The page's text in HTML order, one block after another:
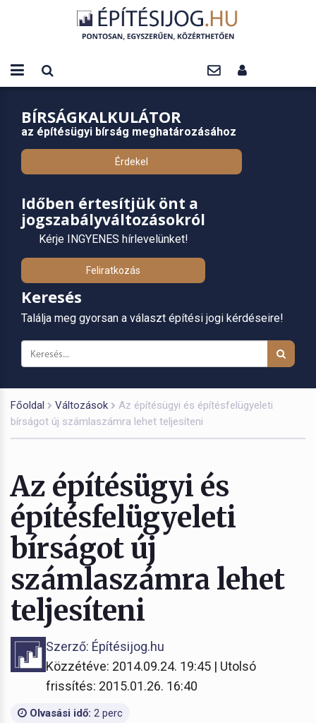
BÍRSÁGKALKULÁTOR
az építésügyi bírság meghatározásához
Érdekel
Időben értesítjük önt a
jogszabályváltozásokról
Kérje INGYENES hírlevelünket!
Feliratkozás
Keresés
Találja meg gyorsan a választ építési jogi kérdéseire!
Főoldal Változások
Az építésügyi és építésfelügyeleti
bírságot új számlaszámra lehet teljesíteni
Az építésügyi és
építésfelügyeleti
bírságot új
számlaszámra lehet
teljesíteni
Szerző: Építésijog.hu
Közzétéve: 2014.09.24. 19:45 | Utolsó
frissítés: 2015.01.26. 16:40
Olvasási idő: 2 perc